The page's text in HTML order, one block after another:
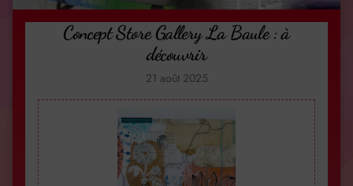
Concept Store Gallery La Baule : à
découvrir
21 août 2025